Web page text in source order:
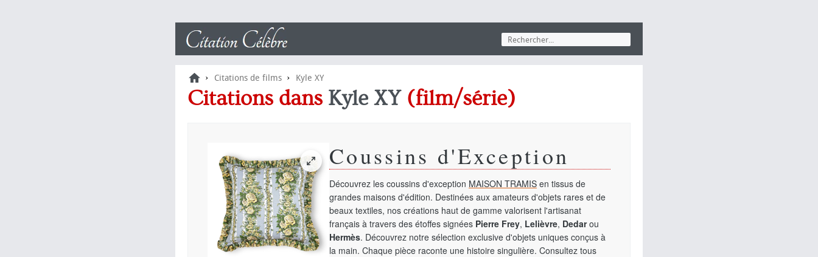
› Citations de films › Kyle XY
Citations dans Kyle XY(film/série)
Coussins d'Exception
Découvrez les coussins d'exception MAISON TRAMIS en tissus de
grandes maisons d'édition. Destinées aux amateurs d'objets rares et de
beaux textiles, nos créations haut de gamme valorisent l'artisanat
français à travers des étoffes signées Pierre Frey, Lelièvre, Dedarou
Hermès. Découvrez notre sélection exclusive d'objets uniques conçus à
la main. Chaque pièce raconte une histoire singulière. Consultez tous